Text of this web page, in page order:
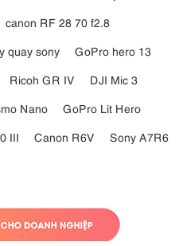
tố thiết kế đặc biệt vào
canon RF 28 70 f2.8
quay sony
GoPro hero 13
Ricoh GR IV
DJI Mic 3
Nano
GoPro Lit Hero
III Canon R6V
Sony A7R6